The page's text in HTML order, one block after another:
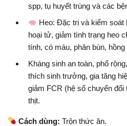
spp, tụ huyết trùng và các
Heo: Đặc trị và kiểm soát
hoại tử, giảm tình trạng heo
tính, có máu, phân bùn, hồng
Kháng sinh an toàn, phổ
thích sinh trưởng, gia tăng
giảm FCR (hệ số chuyển
thịt.
Cách dùng: Trộn thức ăn.